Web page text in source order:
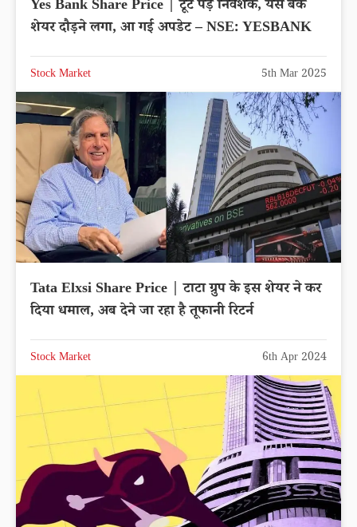
Yes Bank Share Price | टूट पड़े निवेशक, यस बैंक
शेयर दौड़ने लगा, आ गई अपडेट – NSE: YESBANK
Stock Market 5th Mar 2025
Tata Elxsi Share Price | टाटा ग्रुप के इस शेयर ने कर
दिया धमाल, अब देने जा रहा है तूफानी रिटर्न
Stock Market 6th Apr 2024